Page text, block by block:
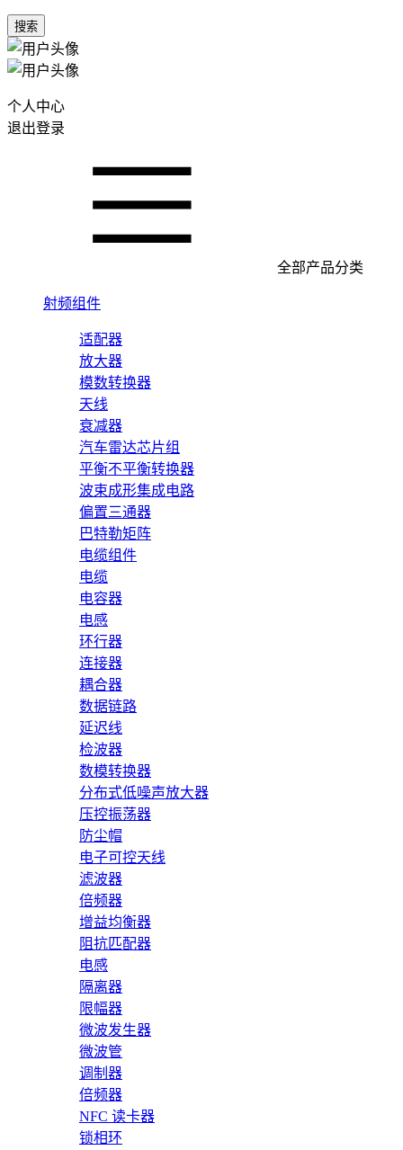
搜索
个人中心
退出登录
全部产品分类
射频组件
适配器
放大器
模数转换器
天线
衰减器
汽车雷达芯片组
平衡不平衡转换器
波束成形集成电路
偏置三通器
巴特勒矩阵
电缆组件
电缆
电容器
电感
环行器
连接器
耦合器
数据链路
延迟线
检波器
数模转换器
分布式低噪声放大器
压控振荡器
防尘帽
电子可控天线
滤波器
倍频器
增益均衡器
阻抗匹配器
电感
隔离器
限幅器
微波发生器
微波管
调制器
倍频器
NFC 读卡器
锁相环